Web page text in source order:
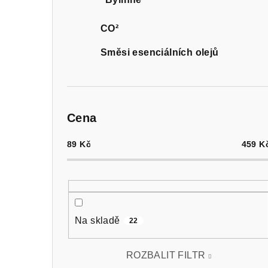
CO²
Směsi esenciálních olejů
Cena
89 Kč 459
Na skladě 22
ROZBALIT FILTR